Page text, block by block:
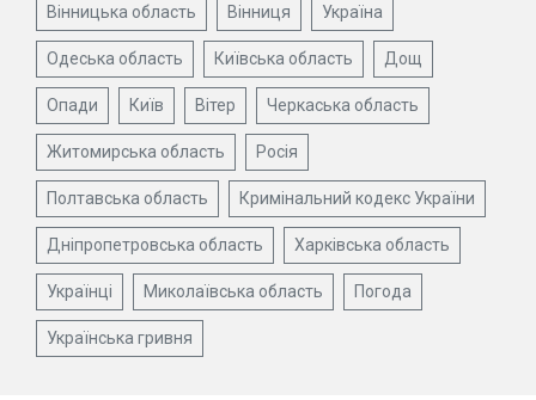
Вінницька область Вінниця Україна
Одеська область Київська область Дощ
Опади Київ Вітер Черкаська область
Житомирська область Росія
Полтавська область Кримінальний кодекс України
Дніпропетровська область Харківська область
Українці Миколаївська область Погода
Українська гривня